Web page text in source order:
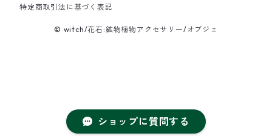
ショップに質問する
特定商取引法に基づく表記
© witch/花石:鉱物植物アクセサリー/オブジェ